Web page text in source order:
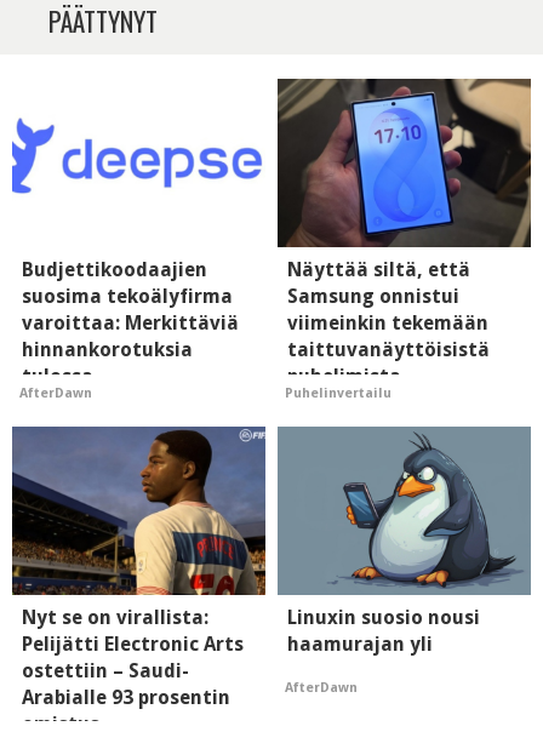
PÄÄTTYNYT
Budjettikoodaajien
suosima tekoälyfirma
varoittaa: Merkittäviä
hinnankorotuksia
tulossa
AfterDawn
Näyttää siltä, että
Samsung onnistui
viimeinkin tekemään
taittuvanäyttöisistä
puhelimista
supersuosittuja
Puhelinvertailu
Nyt se on virallista:
Pelijätti Electronic Arts
ostettiin – Saudi-
Arabialle 93 prosentin
omistus
Linuxin suosio nousi
haamurajan yli
AfterDawn